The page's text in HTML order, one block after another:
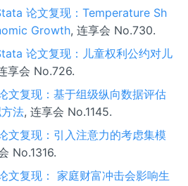
论文复现：Temperature Sh
Growth, 连享会 No.730.
论文复现：儿童权利公约对儿
享会 No.726.
文复现：基于组级纵向数据评估
法, 连享会 No.1145.
文复现：引入注意力的考虑集模
No.1316.
文复现： 家庭财富冲击会影响生